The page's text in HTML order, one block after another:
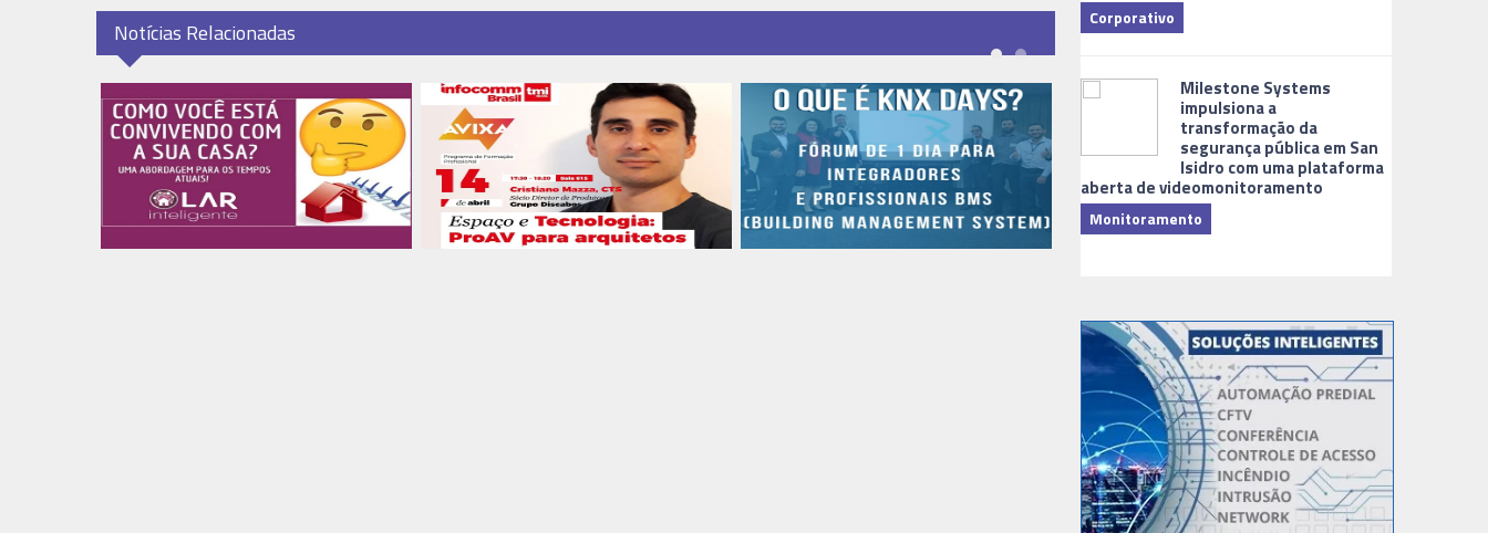
Notícias Relacionadas
Corporativo
Milestone Systems
impulsiona a
transformação da
segurança pública em San
Isidro com uma plataforma
aberta de videomonitoramento
Monitoramento